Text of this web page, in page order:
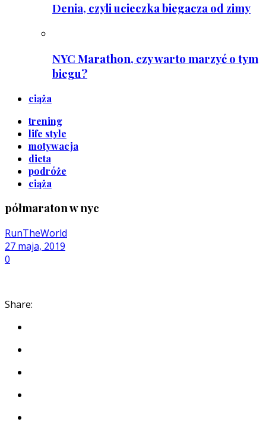
Denia, czyli ucieczka biegacza od zimy
NYC Marathon, czy warto marzyć o tym
biegu?
ciąża
trening
life style
motywacja
dieta
podróże
ciąża
półmaraton w nyc
RunTheWorld
27 maja, 2019
0
Share: